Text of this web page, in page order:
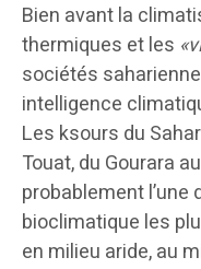
Bien avant la
thermiques et les
sociétés
intelligence
Les ksours du
Touat, du Gourara
probablement l’une
bioclimatique les
en milieu aride, au